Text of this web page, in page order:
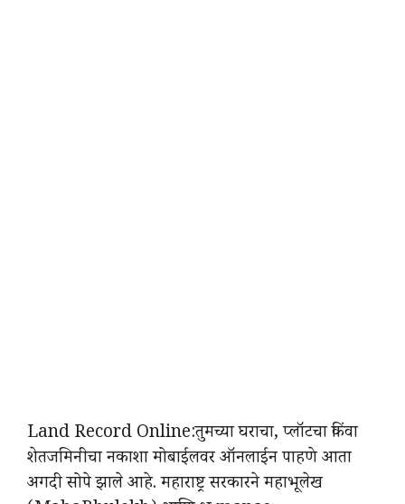
Land Record Online:तुमच्या घराचा, प्लॉटचा किंवा
शेतजमिनीचा नकाशा मोबाईलवर ऑनलाईन पाहणे आता
अगदी सोपे झाले आहे. महाराष्ट्र सरकारने महाभूलेख